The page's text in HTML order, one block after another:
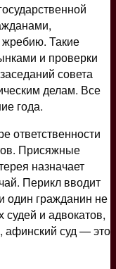
Такие
и проверки
совета
делам. Все
года.
ответственности
Присяжные
назначает
Перикл вводит
один гражданин не
и адвокатов,
афинский суд — это